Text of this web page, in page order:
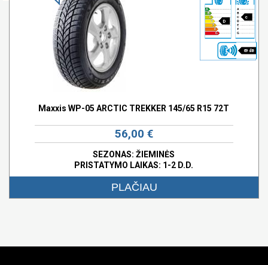
D
c
69 dB
Maxxis WP-05 ARCTIC TREKKER 145/65 R15 72T
56,00 €
SEZONAS: ŽIEMINĖS
PRISTATYMO LAIKAS: 1-2 D.D.
PLAČIAU